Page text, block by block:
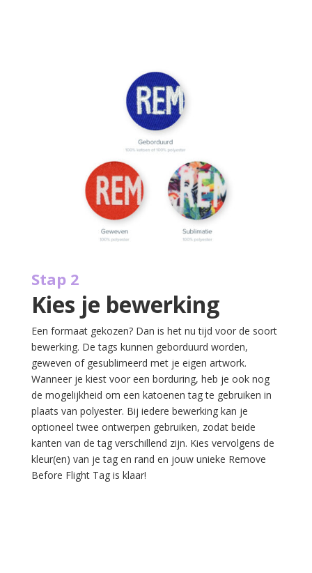
Stap 2
Kies je bewerking
Een formaat gekozen? Dan is het nu tijd voor de soort
bewerking. De tags kunnen geborduurd worden,
geweven of gesublimeerd met je eigen artwork.
Wanneer je kiest voor een borduring, heb je ook nog
de mogelijkheid om een katoenen tag te gebruiken in
plaats van polyester. Bij iedere bewerking kan je
optioneel twee ontwerpen gebruiken, zodat beide
kanten van de tag verschillend zijn. Kies vervolgens de
kleur(en) van je tag en rand en jouw unieke Remove
Before Flight Tag is klaar!